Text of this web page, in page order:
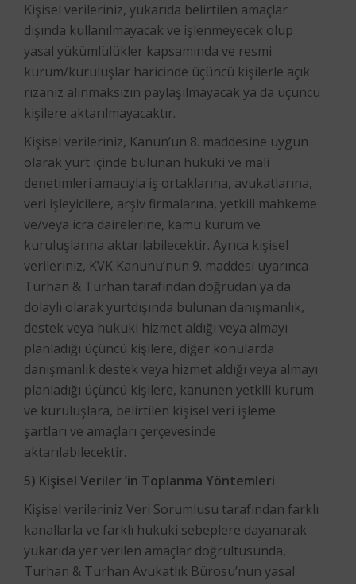
Kişisel verileriniz, yukarıda belirtilen amaçlar
dışında kullanılmayacak ve işlenmeyecek olup
yasal yükümlülükler kapsamında ve resmi
kurum/kuruluşlar haricinde üçüncü kişilerle açık
rızanız alınmaksızın paylaşılmayacak ya da üçüncü
kişilere aktarılmayacaktır.
Kişisel verileriniz, Kanun’un 8. maddesine uygun
olarak yurt içinde bulunan hukuki ve mali
denetimleri amacıyla iş ortaklarına, avukatlarına,
veri işleyicilere, arşiv firmalarına, yetkili mahkeme
ve/veya icra dairelerine, kamu kurum ve
kuruluşlarına aktarılabilecektir. Ayrıca kişisel
verileriniz, KVK Kanunu’nun 9. maddesi uyarınca
Turhan & Turhan tarafından doğrudan ya da
dolaylı olarak yurtdışında bulunan danışmanlık,
destek veya hukuki hizmet aldığı veya almayı
planladığı üçüncü kişilere, diğer konularda
danışmanlık destek veya hizmet aldığı veya almayı
planladığı üçüncü kişilere, kanunen yetkili kurum
ve kuruluşlara, belirtilen kişisel veri işleme
şartları ve amaçları çerçevesinde
aktarılabilecektir.
5) Kişisel Veriler ’in Toplanma Yöntemleri
Kişisel verileriniz Veri Sorumlusu tarafından farklı
kanallarla ve farklı hukuki sebeplere dayanarak
yukarıda yer verilen amaçlar doğrultusunda,
Turhan & Turhan Avukatlık Bürosu’nun yasal